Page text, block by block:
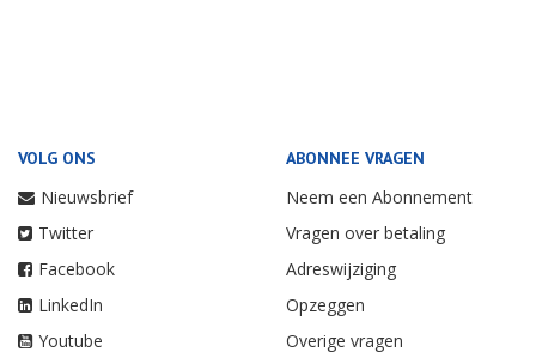
VOLG ONS
Nieuwsbrief
Twitter
Facebook
LinkedIn
Youtube
ABONNEE VRAGEN
Neem een Abonnement
Vragen over betaling
Adreswijziging
Opzeggen
Overige vragen